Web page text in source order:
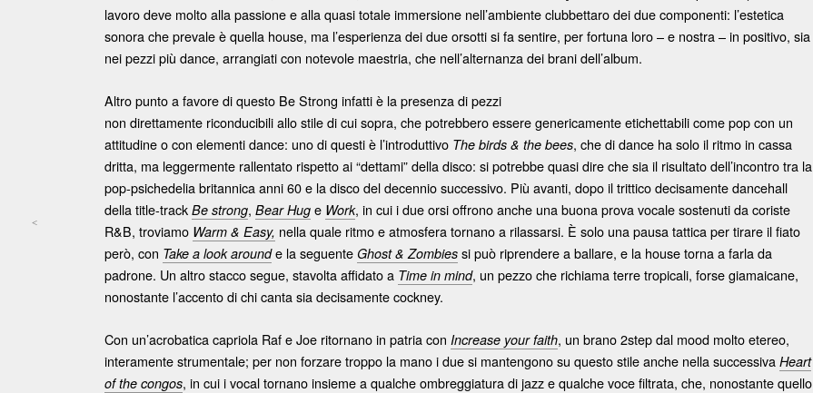
Post navigation
<
lavoro deve molto alla passione e alla quasi totale immersione nell’ambiente clubbettaro dei due componenti: l’estetica
sonora che prevale è quella house, ma l’esperienza dei due orsotti si fa sentire, per fortuna loro – e nostra – in positivo, sia
nei pezzi più dance, arrangiati con notevole maestria, che nell’alternanza dei brani dell’album.
Altro punto a favore di questo Be Strong infatti è la presenza di pezzi
non direttamente riconducibili allo stile di cui sopra, che potrebbero essere genericamente etichettabili come pop con un
attitudine o con elementi dance: uno di questi è l’introduttivo The birds & the bees, che di dance ha solo il ritmo in cassa
dritta, ma leggermente rallentato rispetto ai “dettami” della disco: si potrebbe quasi dire che sia il risultato dell’incontro tra la
pop-psichedelia britannica anni 60 e la disco del decennio successivo. Più avanti, dopo il trittico decisamente dancehall
della title-track Be strong, BearHug e Work, in cui i due orsi offrono anche una buona prova vocale sostenuti da coriste
R&B, troviamo Warm & Easy, nella quale ritmo e atmosfera tornano a rilassarsi. È solo una pausa tattica per tirare il fiato
però, con Take a lookarounde la seguente Ghost & Zombies si può riprendere a ballare, e la house torna a farla da
padrone. Un altro stacco segue, stavolta affidato a Time in mind, un pezzo che richiama terre tropicali, forse giamaicane,
nonostante l’accento di chi canta sia decisamente cockney.
Con un’acrobatica capriola Raf e Joe ritornano in patria con Increase yourfaith, un brano 2step dal mood molto etereo,
interamente strumentale; per non forzare troppo la mano i due si mantengono su questo stile anche nella successiva Heart
of the congos, in cui i vocal tornano insieme a qualche ombreggiatura di jazz e qualche voce filtrata, che, nonostante quello